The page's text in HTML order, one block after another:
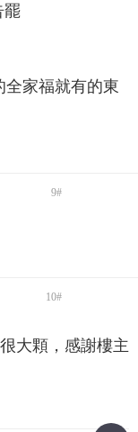
罷
家福就有的東
9#
10#
大顆，感謝樓主